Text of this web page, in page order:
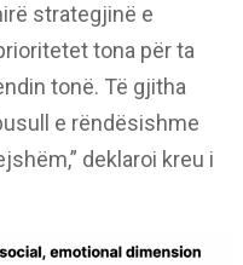
strategjinë e
tona për ta
tonë. Të gjitha
e rëndësishme
deklaroi kreu i